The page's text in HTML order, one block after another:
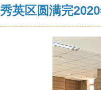
英区圆满完